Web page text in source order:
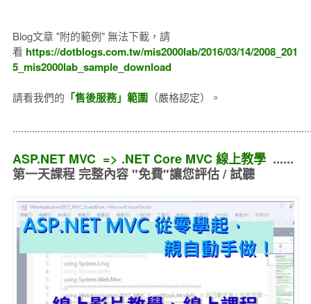
Blog文章 "附的範例" 無法下載，請
看 https://dotblogs.com.tw/mis2000lab/2016/03/14/2008_201
5_mis2000lab_sample_download
請看我們的 「售後服務」範圍（嚴格認定）。
ASP.NET MVC => .NET Core MVC 線上教學......
第一天課程 完整內容 "免費"讓您評估 / 試聽